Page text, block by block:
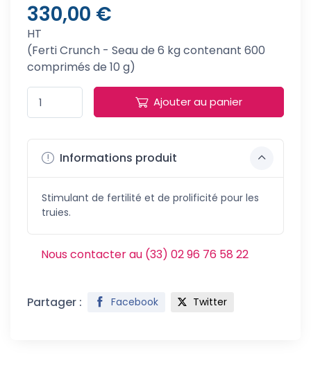
330,00 €
HT
(Ferti Crunch - Seau de 6 kg contenant 600
comprimés de 10 g)
Ajouter au panier
Informations produit
Stimulant de fertilité et de prolificité pour les
truies.
Nous contacter au (33) 02 96 76 58 22
Partager : Facebook Twitter